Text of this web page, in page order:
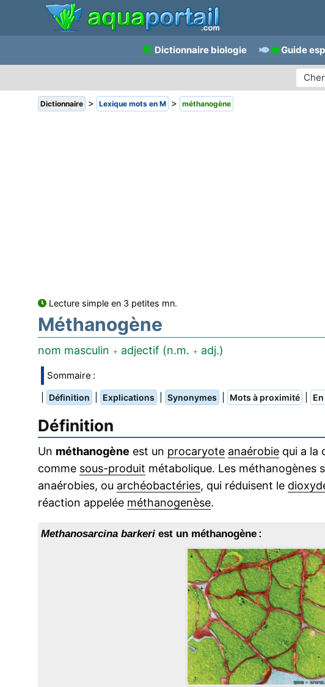
Dictionnaire biologie Guide
Dictionnaire > Lexique mots en M > méthanogène
Lecture simple en 3 petites mn.
Méthanogène
nom masculin + adjectif (n.m. + adj.)
Sommaire :
Définition Explications Synonymes Mots à proximité
Définition
Un méthanogène est un procaryote anaérobie qui a la
comme sous-produit métabolique. Les méthanogènes
anaérobies, ou archéobactéries, qui réduisent le
réaction appelée méthanogenèse.
Methanosarcina barkeri est un méthanogène :